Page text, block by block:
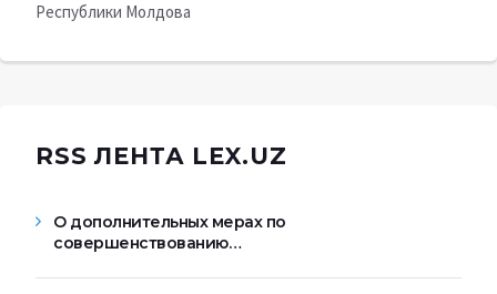
Республики Молдова
RSS ЛЕНТА LEX.UZ
О дополнительных мерах по
совершенствованию…